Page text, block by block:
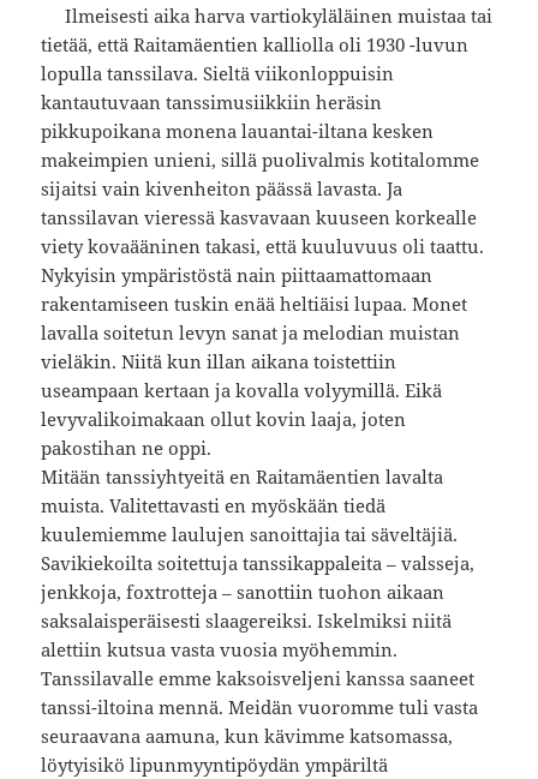
Ilmeisesti aika harva vartiokyläläinen muistaa tai
tietää, että Raitamäentien kalliolla oli 1930 -luvun
lopulla tanssilava. Sieltä viikonloppuisin
kantautuvaan tanssimusiikkiin heräsin
pikkupoikana monena lauantai-iltana kesken
makeimpien unieni, sillä puolivalmis kotitalomme
sijaitsi vain kivenheiton päässä lavasta. Ja
tanssilavan vieressä kasvavaan kuuseen korkealle
viety kovaääninen takasi, että kuuluvuus oli taattu.
Nykyisin ympäristöstä nain piittaamattomaan
rakentamiseen tuskin enää heltiäisi lupaa. Monet
lavalla soitetun levyn sanat ja melodian muistan
vieläkin. Niitä kun illan aikana toistettiin
useampaan kertaan ja kovalla volyymillä. Eikä
levyvalikoimakaan ollut kovin laaja, joten
pakostihan ne oppi.
Mitään tanssiyhtyeitä en Raitamäentien lavalta
muista. Valitettavasti en myöskään tiedä
kuulemiemme laulujen sanoittajia tai säveltäjiä.
Savikiekoilta soitettuja tanssikappaleita – valsseja,
jenkkoja, foxtrotteja – sanottiin tuohon aikaan
saksalaisperäisesti slaagereiksi. Iskelmiksi niitä
alettiin kutsua vasta vuosia myöhemmin.
Tanssilavalle emme kaksoisveljeni kanssa saaneet
tanssi-iltoina mennä. Meidän vuoromme tuli vasta
seuraavana aamuna, kun kävimme katsomassa,
löytyisikö lipunmyyntipöydän ympäriltä